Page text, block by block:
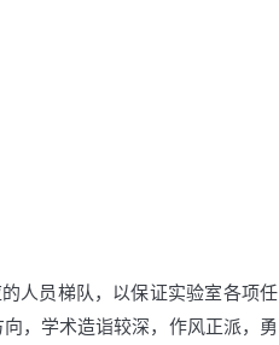
人员梯队，以保证实验室各项任
，学术造诣较深，作风正派，勇